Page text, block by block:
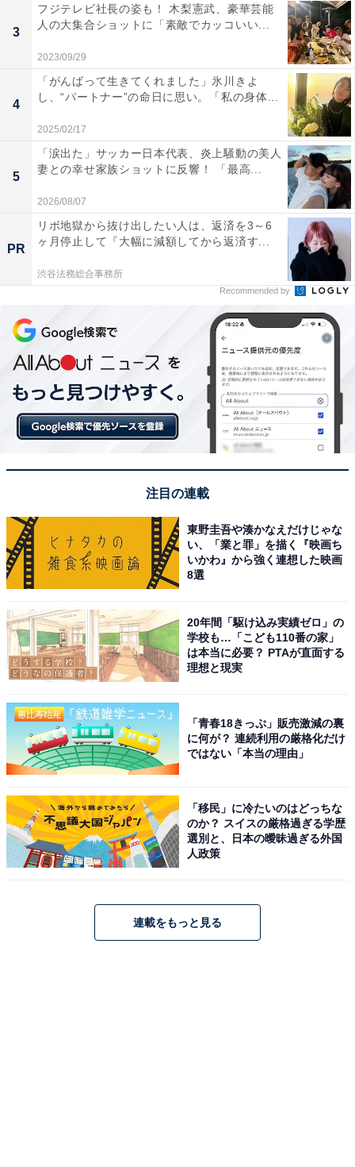
3
フジテレビ社長の姿も！ 木梨憲武、豪華芸能
人の大集合ショットに「素敵でカッコいい...
2023/09/29
4
「がんばって生きてくれました」氷川きよ
し、“パートナー”の命日に思い。「私の身体...
2025/02/17
5
「涙出た」サッカー日本代表、炎上騒動の美人
妻との幸せ家族ショットに反響！ 「最高...
2026/08/07
PR
リボ地獄から抜け出したい人は、返済を3～6
ヶ月停止して『大幅に減額してから返済す...
渋谷法務総合事務所
Recommended by
注目の連載
東野圭吾や湊かなえだけじゃな
い、「業と罪」を描く『映画ち
いかわ』から強く連想した映画
8選
20年間「駆け込み実績ゼロ」の
学校も…「こども110番の家」
は本当に必要？ PTAが直面する
理想と現実
「青春18きっぷ」販売激減の裏
に何が？ 連続利用の厳格化だけ
ではない「本当の理由」
「移民」に冷たいのはどっちな
のか？ スイスの厳格過ぎる学歴
選別と、日本の曖昧過ぎる外国
人政策
連載をもっと見る